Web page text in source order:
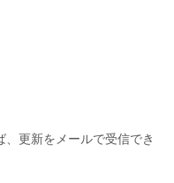
、更新をメールで受信でき